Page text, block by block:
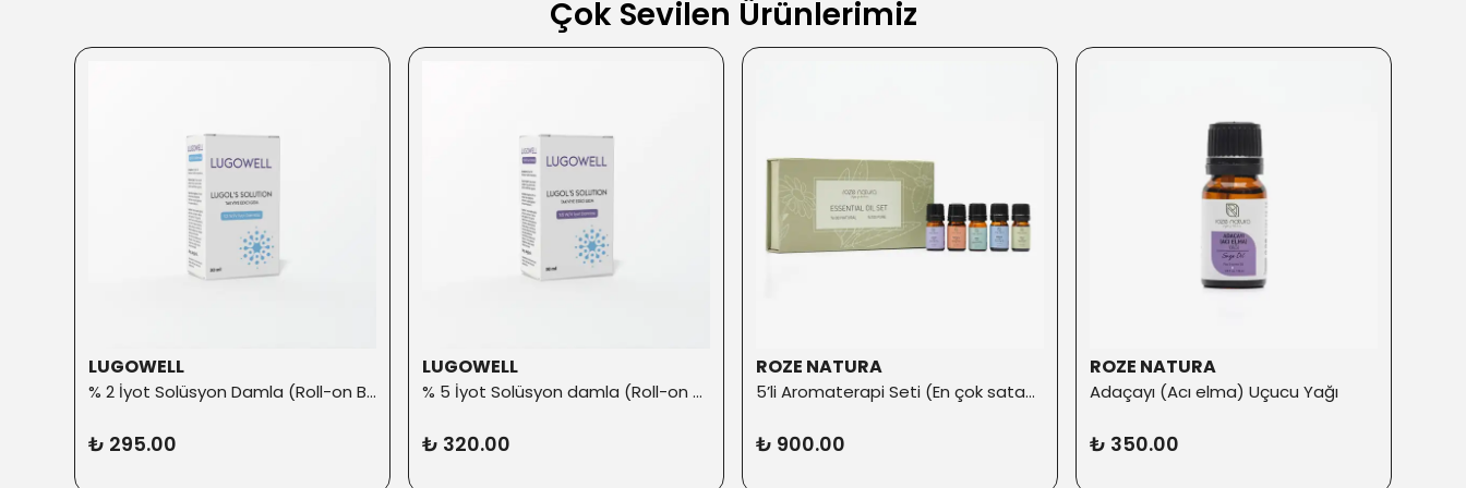
Çok Sevilen Ürünlerimiz
LUGOWELL
% 2 İyot Solüsyon Damla (Roll-on Başlık ilaveli)
₺ 295.00
LUGOWELL
% 5 İyot Solüsyon damla (Roll-on Başlık ilaveli)
₺ 320.00
ROZE NATURA
5’li Aromaterapi Seti (En çok satanlar)
₺ 900.00
ROZE NATURA
Adaçayı (Acı elma) Uçucu Yağı
₺ 350.00